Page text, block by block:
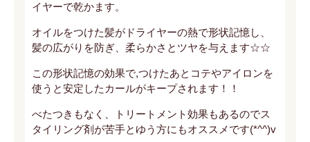
イヤーで乾かます。
オイルをつけた髪がドライヤーの熱で形状記憶し、
髪の広がりを防ぎ、柔らかさとツヤを与えます☆☆
この形状記憶の効果で,つけたあとコテやアイロンを
使うと安定したカールがキープされます！！
べたつきもなく、トリートメント効果もあるのでス
タイリング剤が苦手とゆう方にもオススメです(*^^)v